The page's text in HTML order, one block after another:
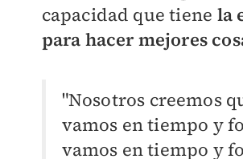
capacidad que tiene la
para hacer mejores
"Nosotros creemos
vamos en tiempo y
vamos en tiempo y